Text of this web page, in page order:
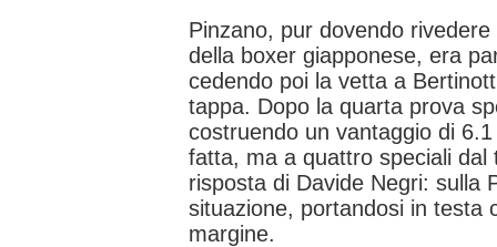
Pinzano, pur dovendo
della boxer giapponese, era
cedendo poi la vetta a
tappa. Dopo la quarta prova
costruendo un vantaggio di
fatta, ma a quattro speciali dal
risposta di Davide Negri: sulla
situazione, portandosi in testa
margine.